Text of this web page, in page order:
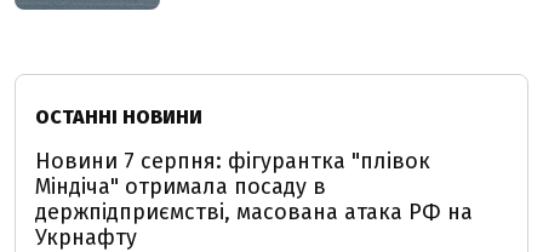
ОСТАННІ НОВИНИ
Новини 7 серпня: фігурантка "плівок
Міндіча" отримала посаду в
держпідприємстві, масована атака РФ на
Укрнафту